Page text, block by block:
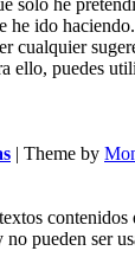
he ido
cualquier
ello, puedes
| Theme by
pueden ser